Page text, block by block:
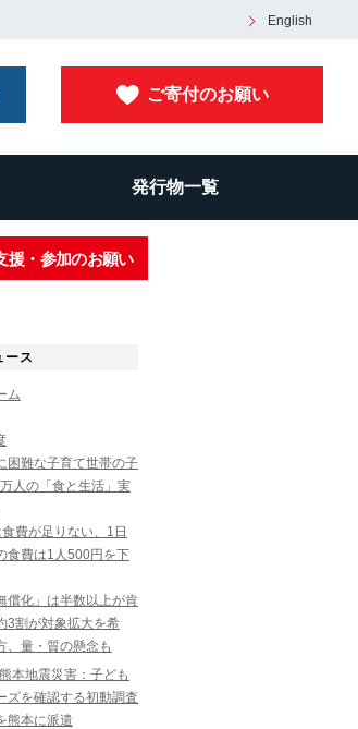
English
ご寄付のお願い
発行物一覧
援・参加のお願い
ース
ム
困難な子育て世帯の子
人の「食と生活」実
費が足りない、1日
食費は1人500円を下
償化」は半数以上が肯
3割が対象拡大を希
、量・質の懸念も
本地震災害：子ども
ズを確認する初動調査
熊本に派遣